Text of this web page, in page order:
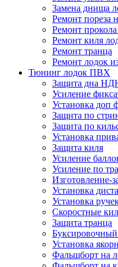
Замена днища
Ремонт пореза
Ремонт
Ремонт киля
Ремонт транца
Ремонт лодок
Тюнинг лодок ПВХ
Защита дна
Усиление
Установка доп
Защита по
Защита по
Установка
Защита киля
Усиление
Усиление по
Изготовление-
Установка
Установка
Скоростные
Защита транца
Установка
Фальшборт на